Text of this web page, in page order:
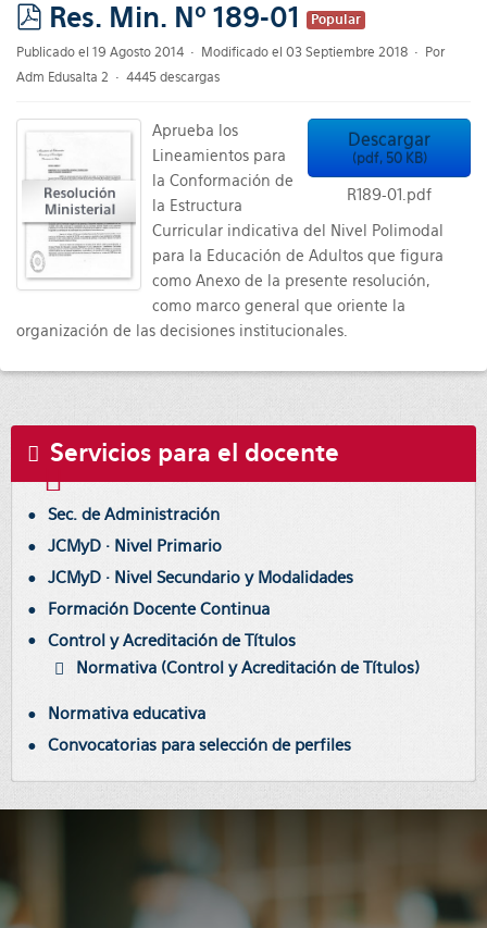
pdf
Res. Min. Nº 189-01 Popular
Publicado el 19 Agosto 2014 Modificado el 03 Septiembre 2018
Por
Adm Edusalta 2
4445 descargas
Descargar
(pdf, 50 KB)
R189-01.pdf
Aprueba los
Lineamientos para
la Conformación de
la Estructura
Curricular indicativa del Nivel Polimodal
para la Educación de Adultos que figura
como Anexo de la presente resolución,
como marco general que oriente la
organización de las decisiones institucionales.
Servicios para el docente
Sec. de Administración
JCMyD · Nivel Primario
JCMyD · Nivel Secundario y Modalidades
Formación Docente Continua
Control y Acreditación de Títulos
Normativa (Control y Acreditación de Títulos)
Normativa educativa
Convocatorias para selección de perfiles